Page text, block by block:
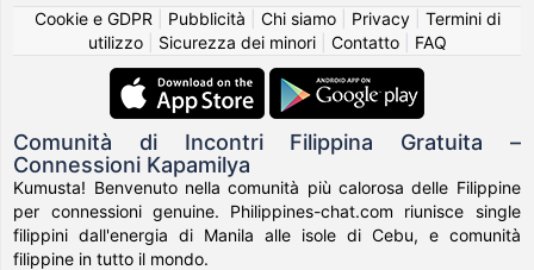
Cookie e GDPR
Pubblicità Chi siamo| Privacy| Termini di
utilizzo| Sicurezza dei minori| Contatto| FAQ
Comunità di Incontri Filippina Gratuita –
Connessioni Kapamilya
Kumusta! Benvenuto nella comunità più calorosa delle Filippine
per connessioni genuine. Philippines-chat.com riunisce single
filippini dall'energia di Manila alle isole di Cebu, e comunità
filippine in tutto il mondo.